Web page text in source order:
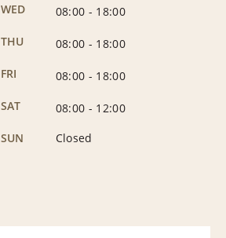
WED
08:00 - 18:00
THU
08:00 - 18:00
FRI
08:00 - 18:00
SAT
08:00 - 12:00
SUN
Closed